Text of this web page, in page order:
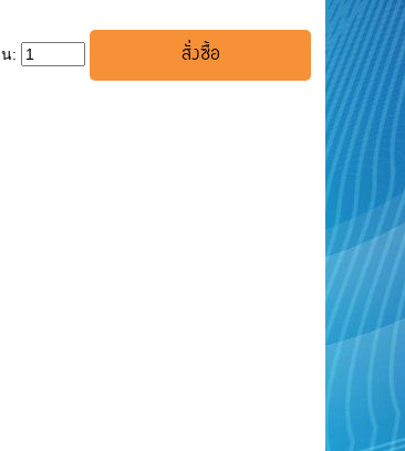
: